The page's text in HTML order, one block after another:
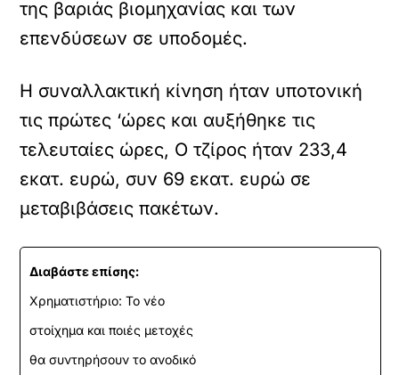
της βαριάς βιομηχανίας και των
επενδύσεων σε υποδομές.
Η συναλλακτική κίνηση ήταν υποτονική
τις πρώτες ‘ώρες και αυξήθηκε τις
τελευταίες ώρες, Ο τζίρος ήταν 233,4
εκατ. ευρώ, συν 69 εκατ. ευρώ σε
μεταβιβάσεις πακέτων.
Διαβάστε επίσης:
Χρηματιστήριο: Το νέο
στοίχημα και ποιές μετοχές
θα συντηρήσουν το ανοδικό